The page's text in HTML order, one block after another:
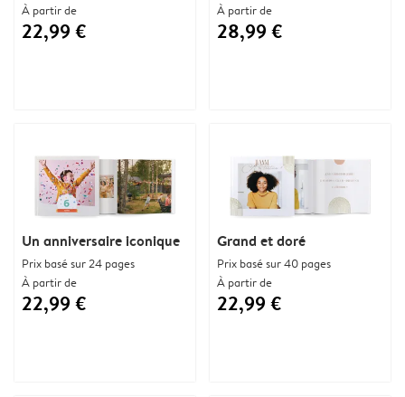
À partir de
22,99 €
À partir de
28,99 €
Un anniversaire iconique
Prix basé sur 24 pages
À partir de
22,99 €
Grand et doré
Prix basé sur 40 pages
À partir de
22,99 €